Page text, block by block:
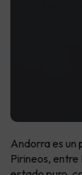
Andorra es un
Pirineos,